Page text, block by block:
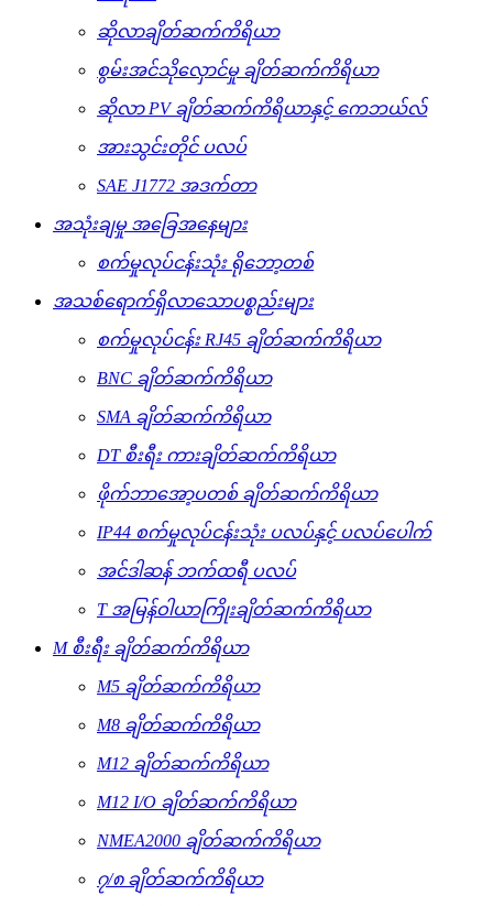
ဆိုလာချိတ်ဆက်ကိရိယာ
စွမ်းအင်သိုလှောင်မှု ချိတ်ဆက်ကိရိယာ
ဆိုလာ PV ချိတ်ဆက်ကိရိယာနှင့် ကေဘယ်လ်
အားသွင်းတိုင် ပလပ်
SAE J1772 အဒက်တာ
အသုံးချမှု အခြေအနေများ
စက်မှုလုပ်ငန်းသုံး ရိုဘော့တစ်
အသစ်ရောက်ရှိလာသောပစ္စည်းများ
စက်မှုလုပ်ငန်း RJ45 ချိတ်ဆက်ကိရိယာ
BNC ချိတ်ဆက်ကိရိယာ
SMA ချိတ်ဆက်ကိရိယာ
DT စီးရီး ကားချိတ်ဆက်ကိရိယာ
ဖိုက်ဘာအော့ပတစ် ချိတ်ဆက်ကိရိယာ
IP44 စက်မှုလုပ်ငန်းသုံး ပလပ်နှင့် ပလပ်ပေါက်
အင်ဒါဆန် ဘက်ထရီ ပလပ်
T အမြန်ဝါယာကြိုးချိတ်ဆက်ကိရိယာ
M စီးရီး ချိတ်ဆက်ကိရိယာ
M5 ချိတ်ဆက်ကိရိယာ
M8 ချိတ်ဆက်ကိရိယာ
M12 ချိတ်ဆက်ကိရိယာ
M12 I/O ချိတ်ဆက်ကိရိယာ
NMEA2000 ချိတ်ဆက်ကိရိယာ
၇/၈ ချိတ်ဆက်ကိရိယာ